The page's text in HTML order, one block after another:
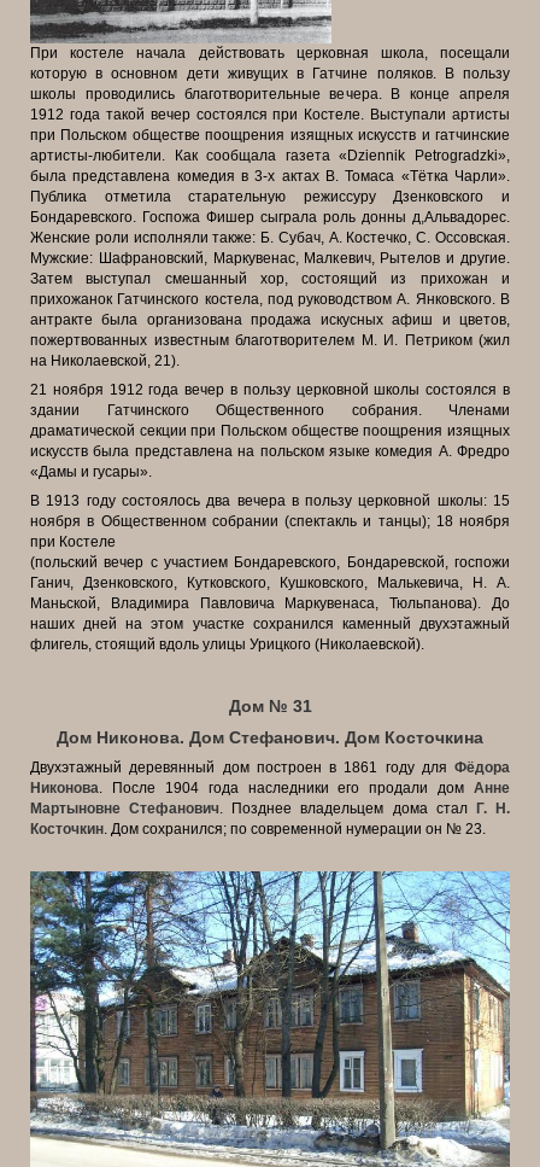
При костеле начала действовать церковная школа, посещали
которую в основном дети живущих в Гатчине поляков. В пользу
школы проводились благотворительные вечера. В конце апреля
1912 года такой вечер состоялся при Костеле. Выступали артисты
при Польском обществе поощрения изящных искусств и гатчинские
артисты-любители. Как сообщала газета «Dziennik Petrogradzki»,
была представлена комедия в 3-х актах В. Томаса «Тётка Чарли».
Публика отметила старательную режиссуру Дзенковского и
Бондаревского. Госпожа Фишер сыграла роль донны д,Альвадорес.
Женские роли исполняли также: Б. Субач, А. Костечко, С. Оссовская.
Мужские: Шафрановский, Маркувенас, Малкевич, Рытелов и другие.
Затем выступал смешанный хор, состоящий из прихожан и
прихожанок Гатчинского костела, под руководством А. Янковского. В
антракте была организована продажа искусных афиш и цветов,
пожертвованных известным благотворителем М. И. Петриком (жил
на Николаевской, 21).
21 ноября 1912 года вечер в пользу церковной школы состоялся в
здании Гатчинского Общественного собрания. Членами
драматической секции при Польском обществе поощрения изящных
искусств была представлена на польском языке комедия А. Фредро
«Дамы и гусары».
В 1913 году состоялось два вечера в пользу церковной школы: 15
ноября в Общественном собрании (спектакль и танцы); 18 ноября
при Костеле
(польский вечер с участием Бондаревского, Бондаревской, госпожи
Ганич, Дзенковского, Кутковского, Кушковского, Малькевича, Н. А.
Маньской, Владимира Павловича Маркувенаса, Тюльпанова). До
наших дней на этом участке сохранился каменный двухэтажный
флигель, стоящий вдоль улицы Урицкого (Николаевской).
Дом № 31
Дом Никонова. Дом Стефанович. Дом Косточкина
Двухэтажный деревянный дом построен в 1861 году для Фёдора
Никонова. После 1904 года наследники его продали дом Анне
Мартыновне Стефанович. Позднее владельцем дома стал
Г. Н.
Косточкин. Дом сохранился; по современной нумерации он № 23.